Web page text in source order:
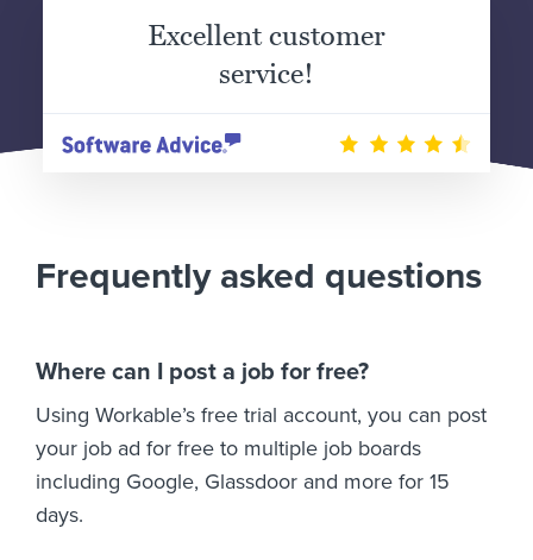
Excellent customer
service!
Frequently asked questions
Where can I post a job for free?
Using Workable’s free trial account, you can post
your job ad for free to multiple job boards
including Google, Glassdoor and more for 15
days.